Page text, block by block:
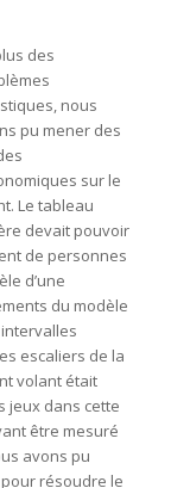
des
nous
pu mener des
sur le
Le tableau
devait pouvoir
de personnes
d’une
du modèle
escaliers de la
volant était
jeux dans cette
être mesuré
avons pu
résoudre le